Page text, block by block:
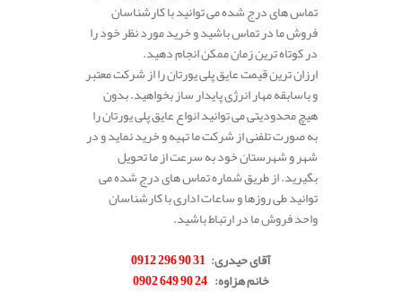
تماس های درج شده می توانید با کارشناسان
فروش ما در تماس باشید و خرید مورد نظر خود را
در کوتاه ترین زمان ممکن انجام دهید.
ارزان ترین قیمت عایق پلی یورتان را از شرکت معتبر
و باسابقه مهار انرژی پایدار ساز بخواهید. بدون
هیچ محدودیتی می توانید انواع عایق پلی یورتان را
به صورت تلفنی از شرکت ما تهیه و خرید نماید و در
شهر و شهرستان خود به سرعت از ما تحویل
بگیرید. از طریق شماره تماس های درج شده می
توانید طی روزها و ساعات اداری با کارشناسان
واحد فروش ما در ارتباط باشید.
آقای حیدری:
31 90 296 0912
خانم هزاوه:
24 90 649 0902